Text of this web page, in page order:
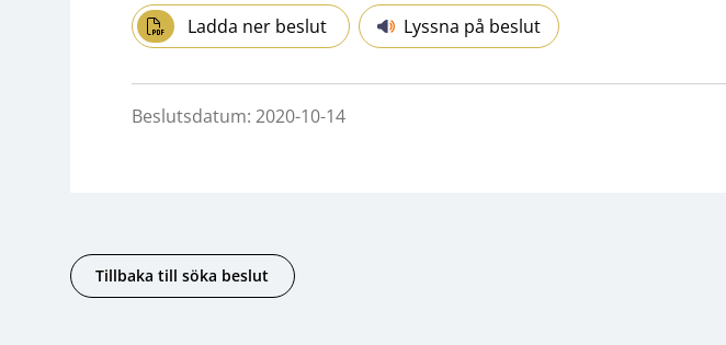
Ladda ner beslut Lyssna på beslut
Beslutsdatum: 2020-10-14
Tillbaka till söka beslut